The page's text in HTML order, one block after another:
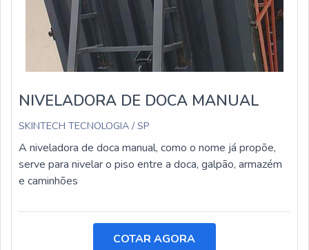
NIVELADORA DE DOCA MANUAL
SKINTECH TECNOLOGIA / SP
A niveladora de doca manual, como o nome já propõe,
serve para nivelar o piso entre a doca, galpão, armazém
e caminhões
COTAR AGORA